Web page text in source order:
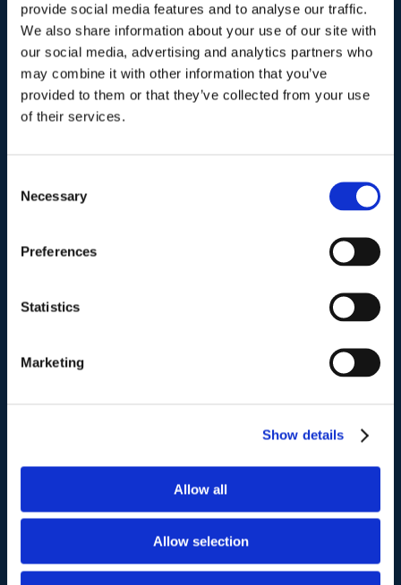
provide social media features and to analyse our traffic.
We also share information about your use of our site with
our social media, advertising and analytics partners who
may combine it with other information that you’ve
provided to them or that they’ve collected from your use
of their services.
Selection
Necessary
Preferences
Statistics
Marketing
Show details
Allow all
Allow selection
I nostri contatti.
Indirizzo postale unificato
Telefono
info@studiolegalescicchitano.it